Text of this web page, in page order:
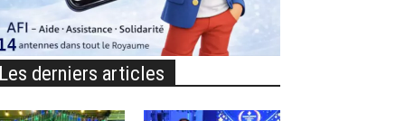
Les derniers articles